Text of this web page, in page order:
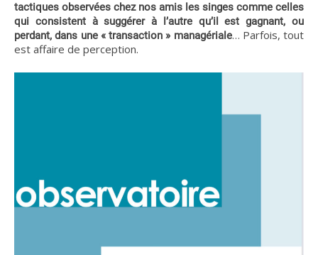
tactiques observées chez nos amis les singes comme celles
qui consistent à suggérer à l’autre qu’il est gagnant, ou
perdant, dans une « transaction » managériale… Parfois, tout
est affaire de perception.